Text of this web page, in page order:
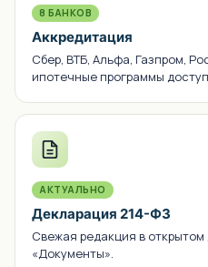
8 БАНКОВ
Аккредитация
Сбер, ВТБ, Альфа, Газпром,
ипотечные программы
АКТУАЛЬНО
Декларация 214-ФЗ
Свежая редакция в
«Документы».